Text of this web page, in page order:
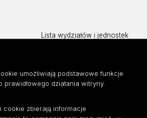
Lista wydziałów i jednostek
O Stronie
Dostępność
umożliwiają podstawowe funkcje
prawidłowego działania witryny.
cookie zbierają informacje